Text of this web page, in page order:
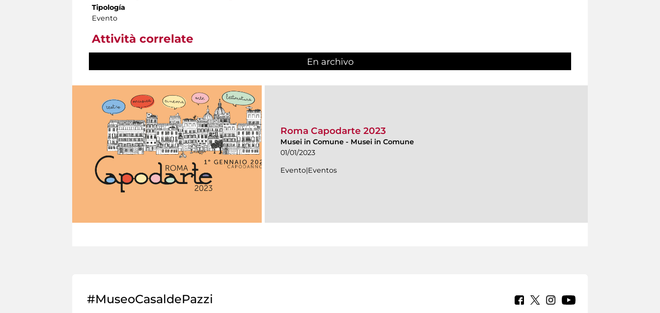
Tipología
Evento
Attività correlate
En archivo
Roma Capodarte 2023
Musei in Comune - Musei in Comune
01/01/2023
Evento|Eventos
#MuseoCasaldePazzi